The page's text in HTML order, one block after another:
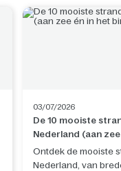
03/07/2026
De 10 mooiste
Nederland (aan
binnenland)
Ontdek de mooiste
Nederland, van